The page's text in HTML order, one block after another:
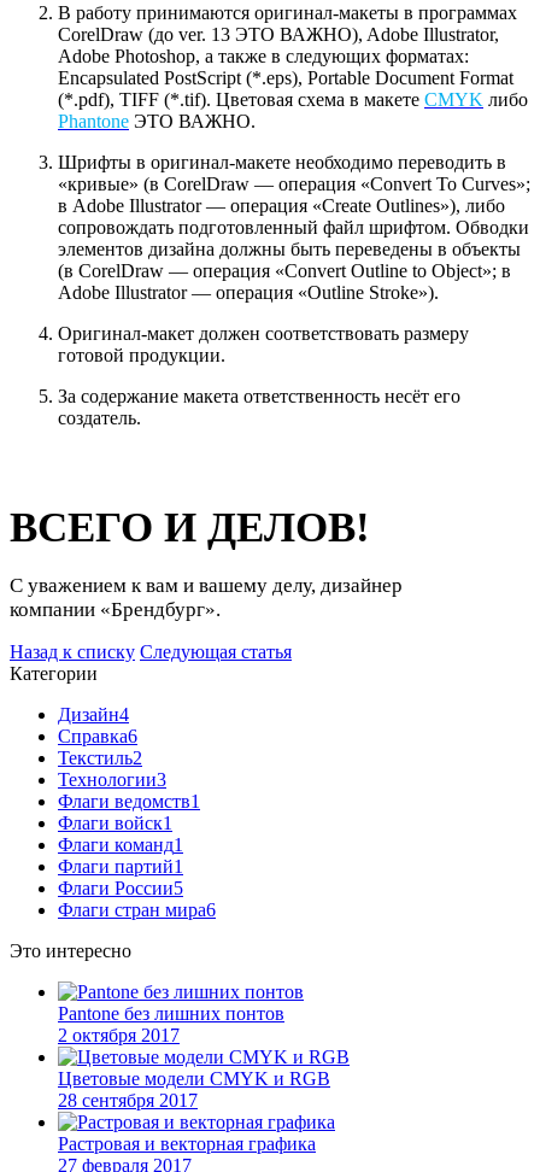
В работу принимаются оригинал-макеты в программах
CorelDraw (до ver. 13 ЭТО ВАЖНО), Adobe Illustrator,
Adobe Photoshop, а также в следующих форматах:
Encapsulated PostScript (*.eps), Portable Document Format
(*.pdf), TIFF (*.tif). Цветовая схема в макете CMYK либо
Phantone ЭТО ВАЖНО.
Шрифты в оригинал-макете необходимо переводить в
«кривые» (в CorelDraw — операция «Convert To Curves»;
в Adobe Illustrator — операция «Create Outlines»), либо
сопровождать подготовленный файл шрифтом. Обводки
элементов дизайна должны быть переведены в объекты
(в CorelDraw — операция «Convert Outline to Object»; в
Adobe Illustrator — операция «Outline Stroke»).
Оригинал-макет должен соответствовать размеру
готовой продукции.
За содержание макета ответственность несёт его
создатель.
ВСЕГО И ДЕЛОВ!
С уважением к вам и вашему делу, дизайнер
компании «Брендбург».
Назад к списку Следующая статья
Категории
Дизайн4
Справка6
Текстиль2
Технологии3
Флаги ведомств1
Флаги войск1
Флаги команд1
Флаги партий1
Флаги России5
Флаги стран мира6
Это интересно
Pantone без лишних понтов
2 октября 2017
Цветовые модели CMYK и RGB
28 сентября 2017
Растровая и векторная графика
27 февраля 2017